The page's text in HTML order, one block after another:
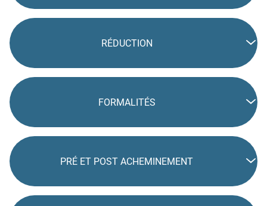
RÉDUCTION
FORMALITÉS
PRÉ ET POST ACHEMINEMENT